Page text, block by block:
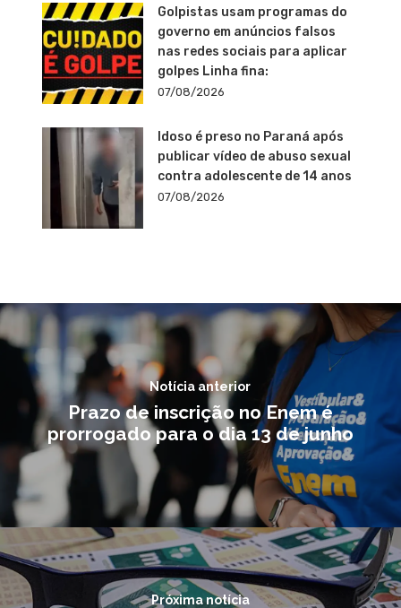
Golpistas usam programas do
governo em anúncios falsos
nas redes sociais para aplicar
golpes Linha fina:
07/08/2026
Idoso é preso no Paraná após
publicar vídeo de abuso sexual
contra adolescente de 14 anos
07/08/2026
Notícia anterior
Prazo de inscrição no Enem é
prorrogado para o dia 13 de junho
Próxima notícia